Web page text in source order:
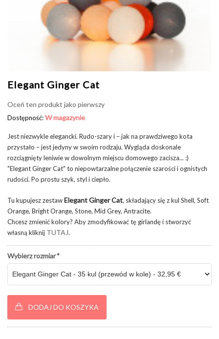
Elegant Ginger Cat
Oceń ten produkt jako pierwszy
Dostępność:W magazynie
Jest niezwykle elegancki. Rudo-szary i – jak na prawdziwego kota
przystało – jest jedyny w swoim rodzaju. Wygląda doskonale
rozciągnięty leniwie w dowolnym miejscu domowego zacisza... :)
"Elegant Ginger Cat" to niepowtarzalne połączenie szarości i ognistych
rudości. Po prostu szyk, styl i ciepło.
Tu kupujesz zestawElegant Ginger Cat, składający się z kul Shell, Soft
Orange, Bright Orange, Stone, Mid Grey, Antracite.
Chcesz zmienić kolory? Aby zmodyfikować tę girlandę i stworzyć
własną kliknij TUTAJ.
Wybierz rozmiar*
DODAJ DO KOSZYKA